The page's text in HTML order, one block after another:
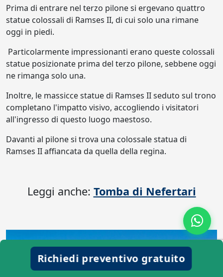
Prima di entrare nel terzo pilone si ergevano quattro
statue colossali di Ramses II, di cui solo una rimane
oggi in piedi.
Particolarmente impressionanti erano queste colossali
statue posizionate prima del terzo pilone, sebbene oggi
ne rimanga solo una.
Inoltre, le massicce statue di Ramses II seduto sul trono
completano l'impatto visivo, accogliendo i visitatori
all'ingresso di questo luogo maestoso.
Davanti al pilone si trova una colossale statua di
Ramses II affiancata da quella della regina.
Leggi anche: Tomba di Nefertari
Richiedi preventivo gratuito